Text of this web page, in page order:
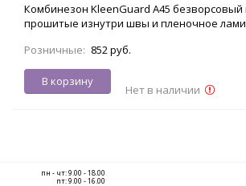
Комбинезон KleenGuard A45 безворсовый
прошитые изнутри швы и пленочное
Розничные: 852 руб.
В корзину
Нет в наличии
пн - чт: 9.00 - 18.00
пт: 9.00 - 16.00